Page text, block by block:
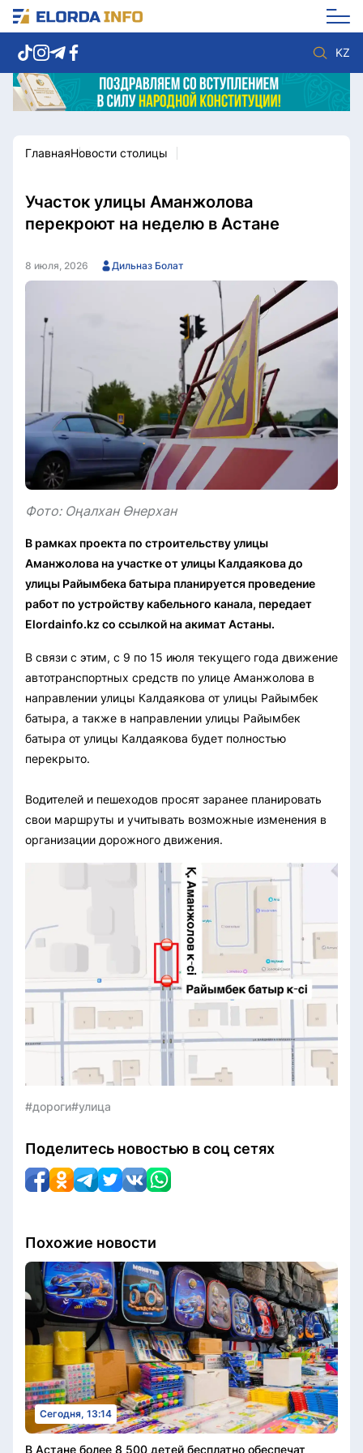
KZ
Новости столицы
Политика
Спорт
Культура
Видео
Мир
Этический кодекс
Служу стране
ГлавнаяНовости столицы
Участок улицы Аманжолова
перекроют на неделю в Астане
8 июля, 2026 Дильназ Болат
Фото: Оңалхан Өнерхан
В рамках проекта по строительству улицы
Аманжолова на участке от улицы Калдаякова до
улицы Райымбека батыра планируется проведение
работ по устройству кабельного канала, передает
Elordainfo.kz со ссылкой на акимат Астаны.
В связи с этим, с 9 по 15 июля текущего года движение
автотранспортных средств по улице Аманжолова в
направлении улицы Калдаякова от улицы Райымбек
батыра, а также в направлении улицы Райымбек
батыра от улицы Калдаякова будет полностью
перекрыто.
Водителей и пешеходов просят заранее планировать
свои маршруты и учитывать возможные изменения в
организации дорожного движения.
#дороги#улица
Поделитесь новостью в соц сетях
Похожие новости
Сегодня, 13:14
В Астане более 8 500 детей бесплатно обеспечат